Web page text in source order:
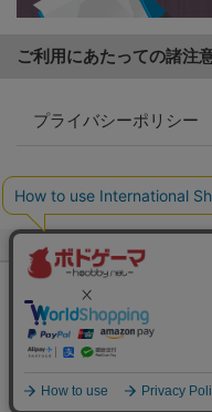
ご利用にあたっての諸注
プライバシーポリシー
特定商取引法に基づく
ボドゲーマTOP
【ボドゲーマ】